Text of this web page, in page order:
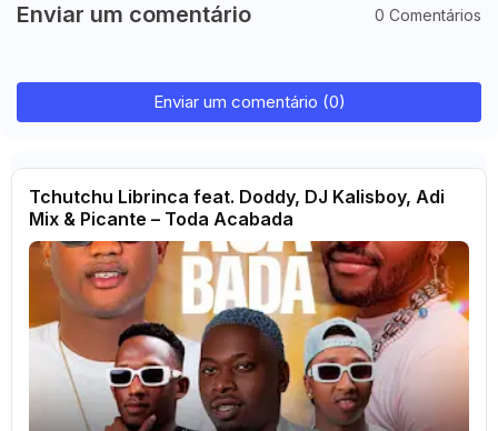
Enviar um comentário 0 Comentários
Enviar um comentário (0)
Tchutchu Librinca feat. Doddy, DJ Kalisboy, Adi
Mix & Picante – Toda Acabada